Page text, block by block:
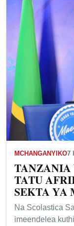
MCHANGANYIKO7
TANZANIA
TATU
SEKTA YA
Na Scolastica
imeendelea